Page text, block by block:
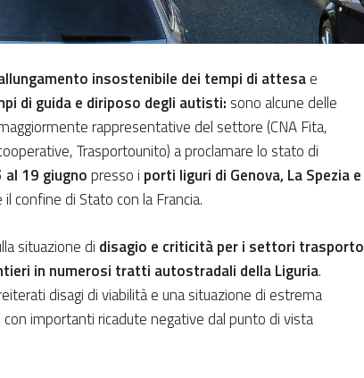
insostenibile dei tempi di attesae
di guida e diriposo degli autisti: sono alcune delle
rappresentative del settore (CNA Fita,
Trasportounito) a proclamare lo stato di
19 giugnopresso i porti liguri di Genova, La Spezia e
confine di Stato con la Francia.
situazione di disagio e criticità per i settori trasporto
in numerosi tratti autostradali della Liguria.
disagi di viabilità e una situazione di estrema
importanti ricadute negative dal punto di vista